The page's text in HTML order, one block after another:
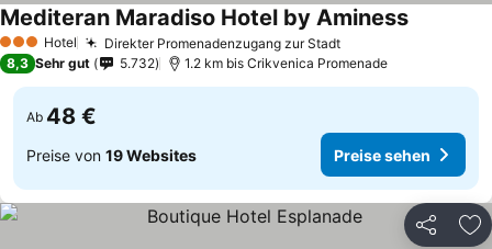
3 SterneHotel Direkter Promenadenzugang zur Stadt
Mediteran Maradiso Hotel by Aminess
8,3 Sehr gut 5.732 1.2 km bis Crikvenica Promenade
Ab 48 €
Preise von 19 Websites Preise sehen
Teilen